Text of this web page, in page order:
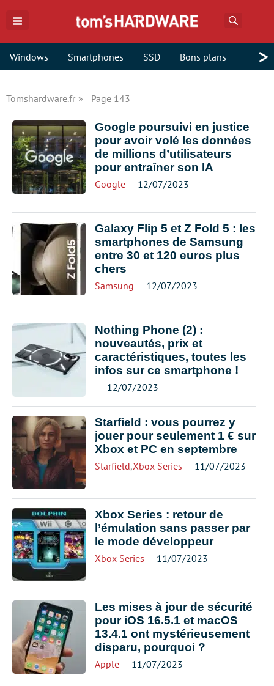
Windows Smartphones SSD Bons plans >
Tomshardware.fr Page 143
Google poursuivi en justice
pour avoir volé les données
de millions d’utilisateurs
pour entraîner son IA
Google 12/07/2023
Galaxy Flip 5 et Z Fold 5 : les
smartphones de Samsung
entre 30 et 120 euros plus
chers
Samsung 12/07/2023
Nothing Phone (2) :
nouveautés, prix et
caractéristiques, toutes les
infos sur ce smartphone !
12/07/2023
Starfield : vous pourrez y
jouer pour seulement 1 € sur
Xbox et PC en septembre
Starfield,Xbox Series 11/07/2023
Xbox Series : retour de
l’émulation sans passer par
le mode développeur
Xbox Series 11/07/2023
Les mises à jour de sécurité
pour iOS 16.5.1 et macOS
13.4.1 ont mystérieusement
disparu, pourquoi ?
Apple 11/07/2023